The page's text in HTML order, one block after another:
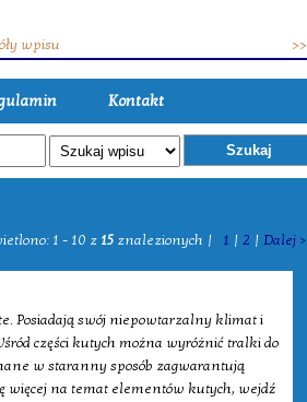
wpisu
Kontakt
Szukaj
1 - 10 z 15 znalezionych | 1 | 2 | Dalej >
Posiadają swój niepowtarzalny klimat i
części kutych można wyróżnić tralki do
w staranny sposób zagwarantują
więcej na temat elementów kutych, wejdź